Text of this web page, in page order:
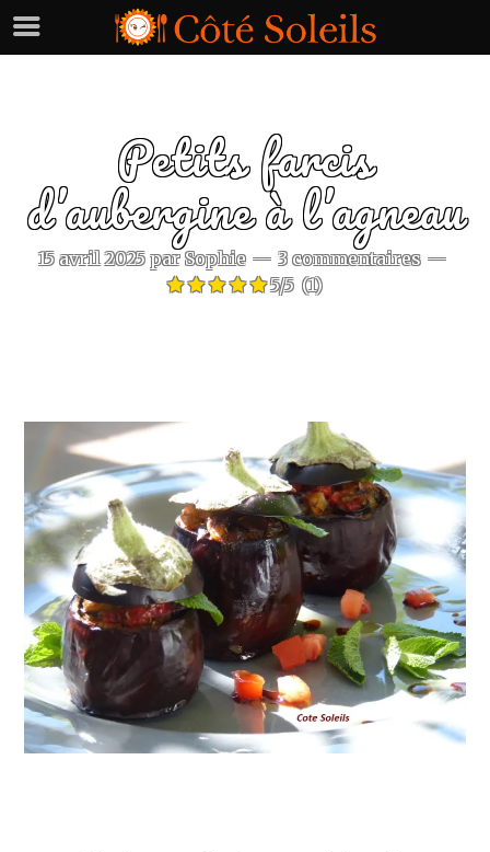
Petits farcis
d’aubergine à l’agneau
15 avril 2025 par Sophie
3 commentaires
5/5 (1)